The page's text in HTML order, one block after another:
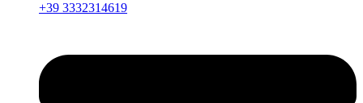
+39 3332314619